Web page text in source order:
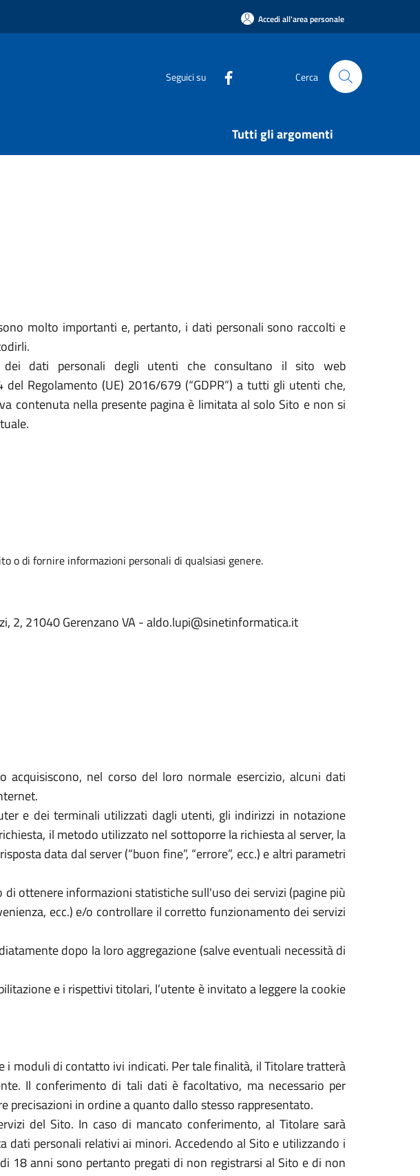
Accedi all'area personale
Seguici su Cerca
Tutti gli argomenti
molto importanti e, pertanto, i dati personali sono raccolti e
dati personali degli utenti che consultano il sito web
Regolamento (UE) 2016/679 (“GDPR”) a tutti gli utenti che,
contenuta nella presente pagina è limitata al solo Sito e non si
o di fornire informazioni personali di qualsiasi genere.
2, 21040 Gerenzano VA - aldo.lupi@sinetinformatica.it
nel corso del loro normale esercizio, alcuni dati
e dei terminali utilizzati dagli utenti, gli indirizzi in notazione
il metodo utilizzato nel sottoporre la richiesta al server, la
data dal server (“buon fine”, “errore”, ecc.) e altri parametri
ottenere informazioni statistiche sull'uso dei servizi (pagine più
ecc.) e/o controllare il corretto funzionamento dei servizi
dopo la loro aggregazione (salve eventuali necessità di
e i rispettivi titolari, l’utente è invitato a leggere la cookie
i moduli di contatto ivi indicati. Per tale finalità, il Titolare tratterà
Il conferimento di tali dati è facoltativo, ma necessario per
in ordine a quanto dallo stesso rappresentato.
del Sito. In caso di mancato conferimento, al Titolare sarà
personali relativi ai minori. Accedendo al Sito e utilizzando i
18 anni sono pertanto pregati di non registrarsi al Sito e di non